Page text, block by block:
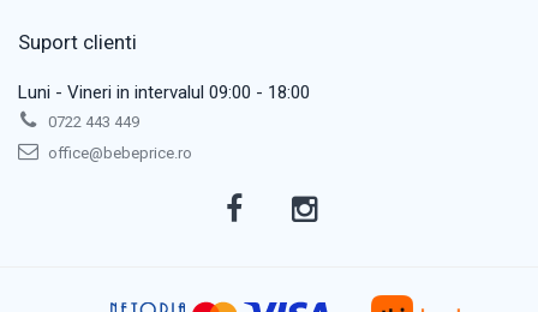
Suport clienti
Luni - Vineri in intervalul 09:00 - 18:00
0722 443 449
office@bebeprice.ro